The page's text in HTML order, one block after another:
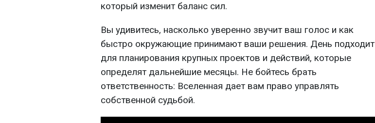
который изменит баланс сил.
Вы удивитесь, насколько уверенно звучит ваш голос и как
быстро окружающие принимают ваши решения. День подходит
для планирования крупных проектов и действий, которые
определят дальнейшие месяцы. Не бойтесь брать
ответственность: Вселенная дает вам право управлять
собственной судьбой.